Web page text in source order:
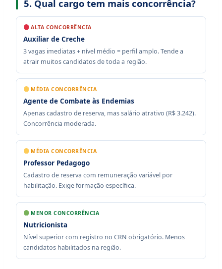
5. Qual cargo tem mais concorrência?
ALTA CONCORRÊNCIA
Auxiliar de Creche
3 vagas imediatas + nível médio = perfil amplo. Tende a
atrair muitos candidatos de toda a região.
MÉDIA CONCORRÊNCIA
Agente de Combate às Endemias
Apenas cadastro de reserva, mas salário atrativo (R$ 3.242).
Concorrência moderada.
MÉDIA CONCORRÊNCIA
Professor Pedagogo
Cadastro de reserva com remuneração variável por
habilitação. Exige formação específica.
MENOR CONCORRÊNCIA
Nutricionista
Nível superior com registro no CRN obrigatório. Menos
candidatos habilitados na região.